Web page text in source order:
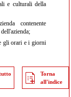
e culturali della
contenente
gli orari e i giorni
Torna
all'indice